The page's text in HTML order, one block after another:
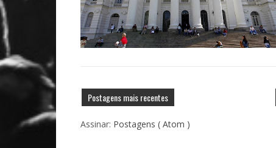
Postagens mais recentes
Assinar: Postagens ( Atom )